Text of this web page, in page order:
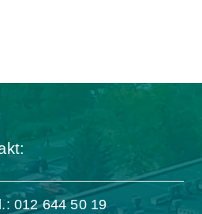
012 644 50 19